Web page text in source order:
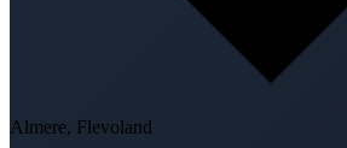
Almere, Flevoland